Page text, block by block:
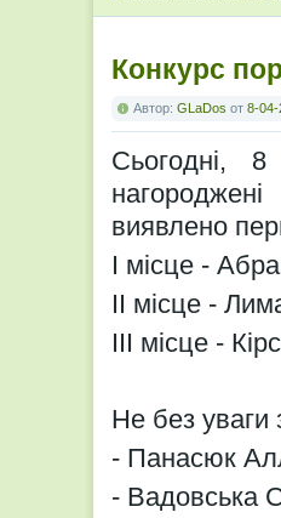
Конкурс
Автор: GLaDos от 8-04-
Сьогодні,
виявлено
І місце -
ІІ місце -
ІІІ місце -
Не без уваги
- Панасюк
- Вадовська